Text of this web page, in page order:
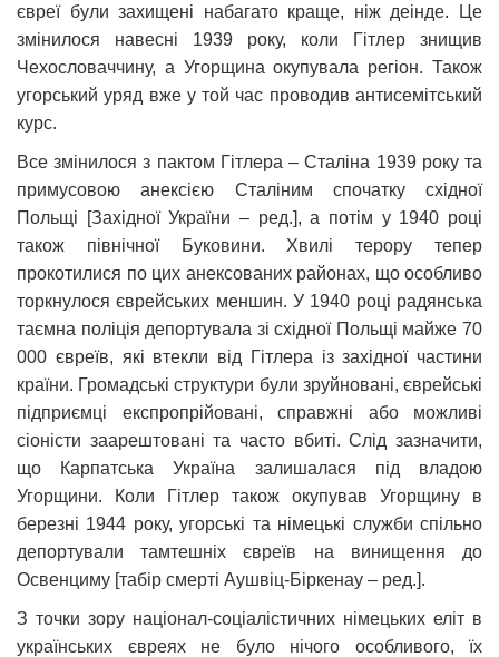
євреї були захищені набагато краще, ніж деінде. Це
змінилося навесні 1939 року, коли Гітлер знищив
Чехословаччину, а Угорщина окупувала регіон. Також
угорський уряд вже у той час проводив антисемітський
курс.
Все змінилося з пактом Гітлера – Сталіна 1939 року та
примусовою анексією Сталіним спочатку східної
Польщі [Західної України – ред.], а потім у 1940 році
також північної Буковини. Хвилі терору тепер
прокотилися по цих анексованих районах, що особливо
торкнулося єврейських меншин. У 1940 році радянська
таємна поліція депортувала зі східної Польщі майже 70
000 євреїв, які втекли від Гітлера із західної частини
країни. Громадські структури були зруйновані, єврейські
підприємці експропрійовані, справжні або можливі
сіоністи заарештовані та часто вбиті. Слід зазначити,
що Карпатська Україна залишалася під владою
Угорщини. Коли Гітлер також окупував Угорщину в
березні 1944 року, угорські та німецькі служби спільно
депортували тамтешніх євреїв на винищення до
Освенциму [табір смерті Аушвіц-Біркенау – ред.].
З точки зору націонал-соціалістичних німецьких еліт в
українських євреях не було нічого особливого, їх